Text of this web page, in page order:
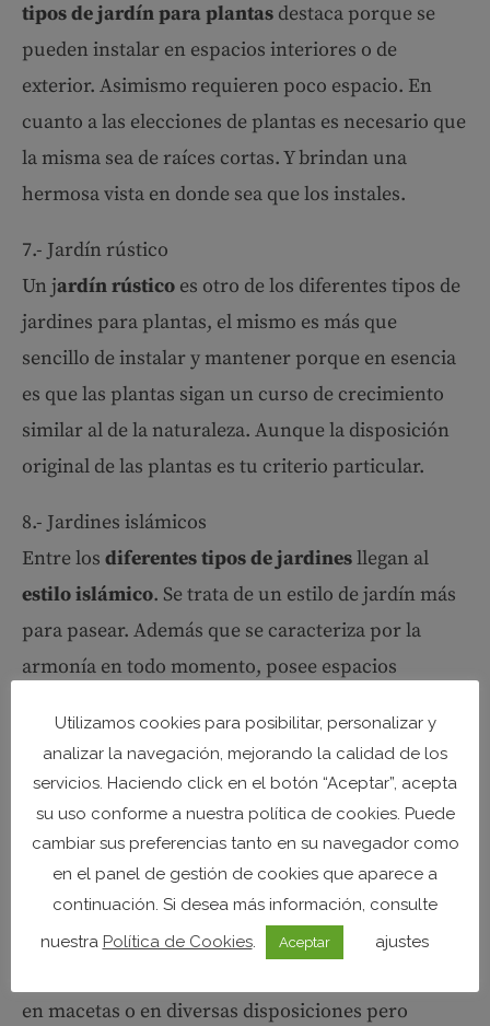
tipos de jardín para plantas destaca porque se
pueden instalar en espacios interiores o de
exterior. Asimismo requieren poco espacio. En
cuanto a las elecciones de plantas es necesario que
la misma sea de raíces cortas. Y brindan una
hermosa vista en donde sea que los instales.
7.- Jardín rústico
Un jardín rústico es otro de los diferentes tipos de
jardines para plantas, el mismo es más que
sencillo de instalar y mantener porque en esencia
es que las plantas sigan un curso de crecimiento
similar al de la naturaleza. Aunque la disposición
original de las plantas es tu criterio particular.
8.- Jardines islámicos
Entre los diferentes tipos de jardinesllegan al
estilo islámico. Se trata de un estilo de jardín más
para pasear. Además que se caracteriza por la
armonía en todo momento, posee espacios
También posee una fuerte presencia del agua con
fuentes o canales. Asimismo se combina con
elementos estructurales tales como muros,
cominerías, pilas.
Estos últimos poseen un revestimiento con
azulejos y cuyos diseños son muy variados. En
en macetas o en diversas disposiciones pero
Utilizamos cookies para posibilitar, personalizar y
analizar la navegación, mejorando la calidad de los
servicios. Haciendo click en el botón “Aceptar”, acepta
su uso conforme a nuestra política de cookies. Puede
cambiar sus preferencias tanto en su navegador como
en el panel de gestión de cookies que aparece a
continuación. Si desea más información, consulte
nuestra Política de Cookies. Aceptar ajustes